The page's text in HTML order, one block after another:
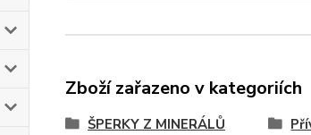
Zboží zařazeno v kategoriích
ŠPERKY Z MINERÁLŮ